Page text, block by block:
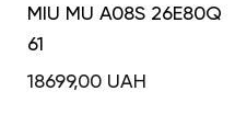
MIU MU A08S 26E80Q
61
18699,00 UAH